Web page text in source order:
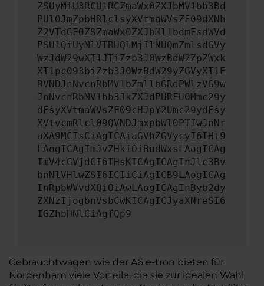
ZSUyMiU3RCU1RCZmaWx0ZXJbMV1bb3Bd
PUlOJmZpbHRlclsyXVtmaWVsZF09dXNh
Z2VTdGF0ZSZmaWx0ZXJbMl1bdmFsdWVd
PSU1QiUyMlVTRUQlMjIlNUQmZmlsdGVy
WzJdW29wXT1JTiZzb3J0WzBdW2ZpZWxk
XT1pc093biZzb3J0WzBdW29yZGVyXT1E
RVNDJnNvcnRbMV1bZmllbGRdPWlzVG9w
JnNvcnRbMV1bb3JkZXJdPURFU0Mmc29y
dFsyXVtmaWVsZF09cHJpY2Umc29ydFsy
XVtvcmRlcl09QVNDJmxpbWl0PTIwJnNr
aXA9MCIsCiAgICAiaGVhZGVycyI6IHt9
LAogICAgImJvZHkiOiBudWxsLAogICAg
ImV4cGVjdCI6IHsKICAgICAgInJlc3Bv
bnNlVHlwZSI6ICIiCiAgICB9LAogICAg
InRpbWVvdXQiOiAwLAogICAgInByb2dy
ZXNzIjogbnVsbCwKICAgICJyaXNreSI6
IGZhbHNlCiAgfQp9
Gebrauchtwagen wie der A6 e-tron bieten für
Nordenham viele Vorteile, die sie zur idealen Wahl